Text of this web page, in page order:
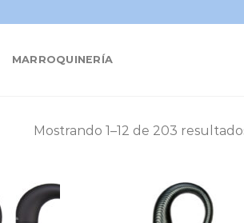
MARROQUINERÍA
Mostrando 1–12 de 203